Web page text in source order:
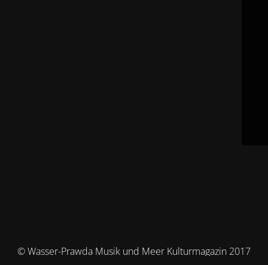
© Wasser-Prawda Musik und Meer Kulturmagazin 2017